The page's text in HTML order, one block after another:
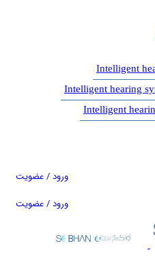
ورود / عضویت
ورود / عضویت